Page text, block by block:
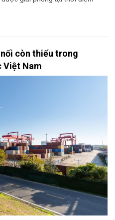
còn thiếu trong
Việt Nam